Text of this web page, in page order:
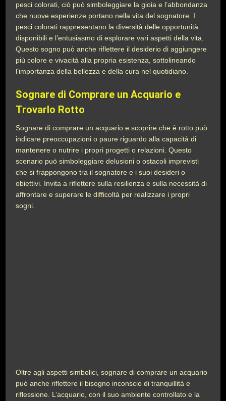
pesci colorati, ciò può simboleggiare la gioia e l’abbondanza
che nuove esperienze portano nella vita del sognatore. I
pesci colorati rappresentano la diversità delle opportunità
disponibili e l’entusiasmo di esplorare vari aspetti della vita.
Questo sogno può anche riflettere il desiderio di aggiungere
più colore e vivacità alla propria esistenza, sottolineando
l’importanza della bellezza e della cura nel quotidiano.
Sognare di Comprare un Acquario e
Trovarlo Rotto
Sognare di comprare un acquario e scoprire che è rotto può
indicare preoccupazioni o paure riguardo alla capacità di
mantenere o nutrire i propri progetti o relazioni. Questo
scenario può simboleggiare delusioni o ostacoli imprevisti
che si frappongono tra il sognatore e i suoi desideri o
obiettivi. Invita a riflettere sulla resilienza e sulla necessità di
affrontare e superare le difficoltà per realizzare i propri
sogni.
Oltre agli aspetti simbolici, sognare di comprare un acquario
può anche riflettere il bisogno inconscio di tranquillità e
riflessione. L’acquario, con il suo ambiente controllato e la